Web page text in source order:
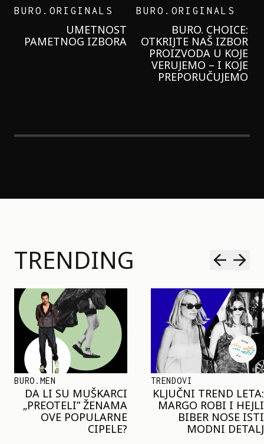
GARNIER KREMU I
NIKADA NIŠTA
LAGANIJE NISAM
KORISTILA
TRENDING
TRENDOVI
KLJUČNI TREND LETA:
MARGO ROBI I HEJLI
BIBER NOSE ISTI
MODNI DETALJ
SHOPPING
JOŠ JE RANO ZA JAKNE
– ALI U RESERVED JE
STIGAO MODEL KOJI
ĆE BITI VELIKI TREND